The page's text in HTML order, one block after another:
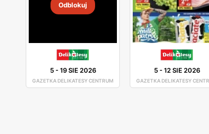
Odblokuj
5-19 SIE 2026
GAZETKA DELIKATESY CENTRUM
5-12 SIE 2026
GAZETKA DELIKATESY